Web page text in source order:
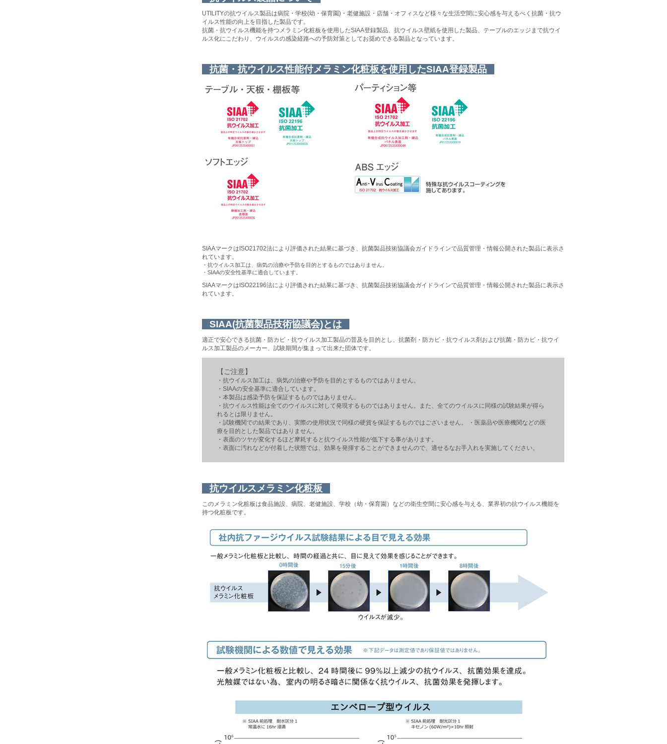
UTILITYの抗ウイルス製品は病院・学校(幼・保育園)・老健施設・店舗・オフィスなど様々な生活空間に安心感を与えるべく抗菌・抗ウ
イルス性能の向上を目指した製品です。
抗菌・抗ウイルス機能を持つメラミン化粧板を使用したSIAA登録製品、抗ウイルス壁紙を使用した製品、テーブルのエッジまで抗ウイ
ルス化にこだわり、ウイルスの感染経路への予防対策としてお奨めできる製品となっています。
抗菌・抗ウイルス性能付メラミン化粧板を使用したSIAA登録製品
SIAAマークはISO21702法により評価された結果に基づき、抗菌製品技術協議会ガイドラインで品質管理・情報公開された製品に表示さ
れています。
・抗ウイルス加工は、病気の治療や予防を目的とするものではありません。
・SIAAの安全性基準に適合しています。
SIAAマークはISO22196法により評価された結果に基づき、抗菌製品技術協議会ガイドラインで品質管理・情報公開された製品に表示さ
れています。
SIAA(抗菌製品技術協議会)とは
適正で安心できる抗菌・防カビ・抗ウイルス加工製品の普及を目的とし、抗菌剤・防カビ・抗ウイルス剤および抗菌・防カビ・抗ウイ
ルス加工製品のメーカー、試験期間が集まって出来た団体です。
【ご注意】
・抗ウイルス加工は、病気の治療や予防を目的とするものではありません。
・SIAAの安全基準に適合しています。
・本製品は感染予防を保証するものではありません。
・抗ウイルス性能は全てのウイルスに対して発現するものではありません。また、全てのウイルスに同様の試験結果が得ら
れるとは限りません。
・試験機関での結果であり、実際の使用状況で同様の硬貨を保証するものではございません。 ・医薬品や医療機関などの医
療を目的とした製品ではありません。
・表面のツヤが変化するほど摩耗すると抗ウイルス性能が低下する事があります。
・表面に汚れなどが付着した状態では、効果を発揮することができませんので、適せるなお手入れを実施してください。
抗ウイルスメラミン化粧板
このメラミン化粧板は食品施設、病院、老健施設、学校（幼・保育園）などの衛生空間に安心感を与える、業界初の抗ウイルス機能を
持つ化粧板です。